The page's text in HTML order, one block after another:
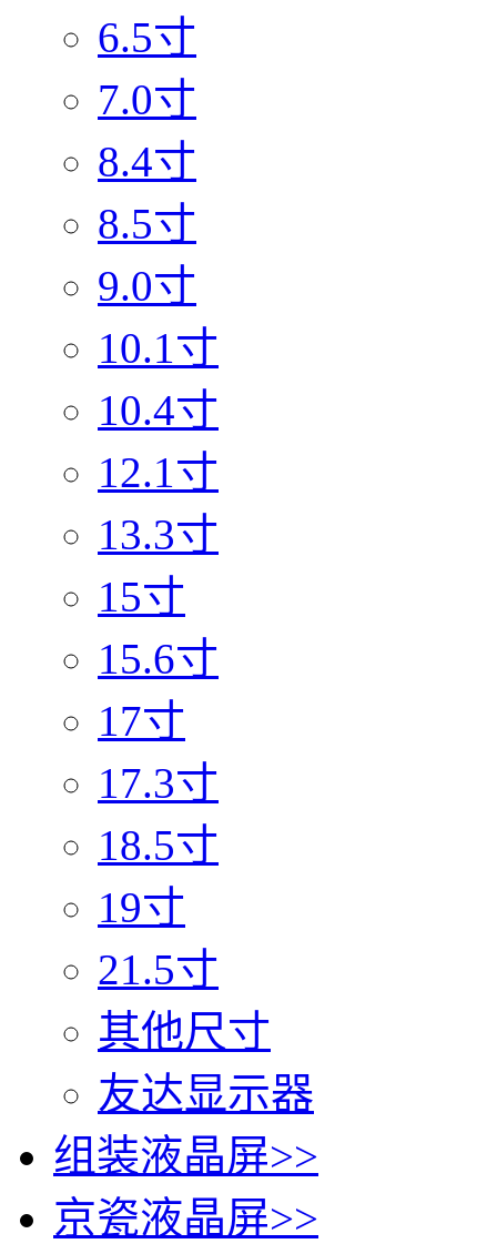
6.5寸
7.0寸
8.4寸
8.5寸
9.0寸
10.1寸
10.4寸
12.1寸
13.3寸
15寸
15.6寸
17寸
17.3寸
18.5寸
19寸
21.5寸
其他尺寸
友达显示器
组装液晶屏>>
京瓷液晶屏>>